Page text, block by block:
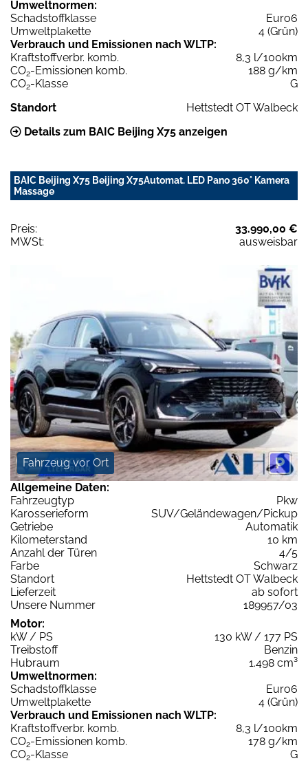
Umweltnormen:
Schadstoffklasse
Euro6
Umweltplakette
4 (Grün)
Verbrauch und Emissionen nach WLTP:
Kraftstoffverbr. komb.
8,3 l/100km
CO2-Emissionen komb.
188 g/km
CO2-Klasse
G
Standort
Hettstedt OT Walbeck
Details zum BAIC Beijing X75 anzeigen
BAIC Beijing X75 Beijing X75Automat. LED Pano 360° Kamera
Massage
Preis:
33.990,00 €
MWSt:
ausweisbar
Fahrzeug vor Ort
Allgemeine Daten:
Fahrzeugtyp
Pkw
Karosserieform
SUV/Geländewagen/Pickup
Getriebe
Automatik
Kilometerstand
10 km
Anzahl der Türen
4/5
Farbe
Schwarz
Standort
Hettstedt OT Walbeck
Lieferzeit
ab sofort
Unsere Nummer
189957/03
Motor:
kW / PS
130 kW / 177 PS
Treibstoff
Benzin
Hubraum
1.498 cm³
Umweltnormen:
Schadstoffklasse
Euro6
Umweltplakette
4 (Grün)
Verbrauch und Emissionen nach WLTP:
Kraftstoffverbr. komb.
8,3 l/100km
CO2-Emissionen komb.
178 g/km
CO2-Klasse
G